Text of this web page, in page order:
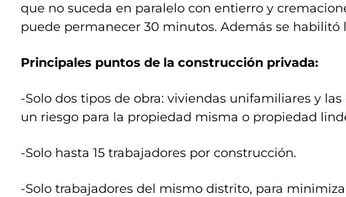
que no suceda en paralelo con entierro y
puede permanecer 30 minutos. Además se habilitó
Principales puntos de la construcción privada:
-Solo dos tipos de obra: viviendas unifamiliares y
un riesgo para la propiedad misma o propiedad
-Solo hasta 15 trabajadores por construcción.
-Solo trabajadores del mismo distrito, para